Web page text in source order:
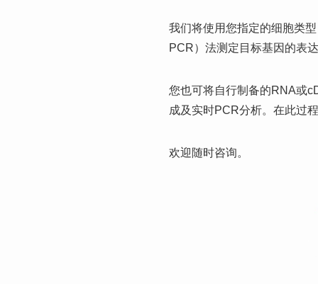
我们将使用您指定的细胞类
PCR）法测定目标基因的表
您也可将自行制备的RNA或
成及实时PCR分析。在此过
欢迎随时咨询。